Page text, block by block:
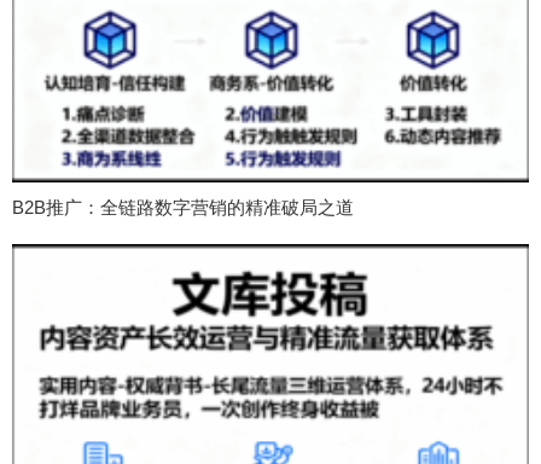
B2B推广：全链路数字营销的精准破局之道